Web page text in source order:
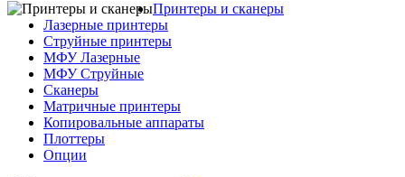
Принтеры и сканеры
Лазерные принтеры
Струйные принтеры
МФУ Лазерные
МФУ Струйные
Сканеры
Матричные принтеры
Копировальные аппараты
Плоттеры
Опции